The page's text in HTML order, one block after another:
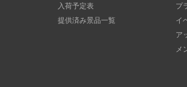
入荷予定表
提供済み景品一覧
プ
イ
ア
メ